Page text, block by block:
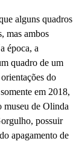
alguns quadros
mas ambos
época, a
quadro de um
do
em 2018,
museu de Olinda
possuir
apagamento de